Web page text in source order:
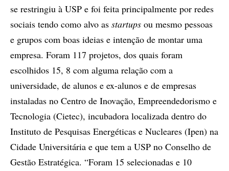
se restringiu à USP e foi feita principalmente por redes
sociais tendo como alvo as startups ou mesmo pessoas
e grupos com boas ideias e intenção de montar uma
empresa. Foram 117 projetos, dos quais foram
escolhidos 15, 8 com alguma relação com a
universidade, de alunos e ex-alunos e de empresas
instaladas no Centro de Inovação, Empreendedorismo e
Tecnologia (Cietec), incubadora localizada dentro do
Instituto de Pesquisas Energéticas e Nucleares (Ipen) na
Cidade Universitária e que tem a USP no Conselho de
Gestão Estratégica. “Foram 15 selecionadas e 10